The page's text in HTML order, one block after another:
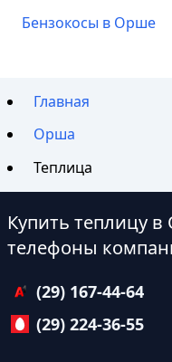
Бензокосы в Орше
Главная
Орша
Теплица
Купить теплицу
телефоны
(29) 167-44-64
(29) 224-36-55